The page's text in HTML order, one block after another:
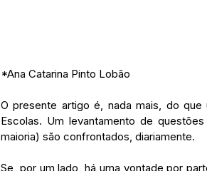
*Ana Catarina Pinto Lobão
O presente artigo é, nada mais, do
Escolas. Um levantamento de
maioria) são confrontados, diariamente.
Se, por um lado, há uma vontade por